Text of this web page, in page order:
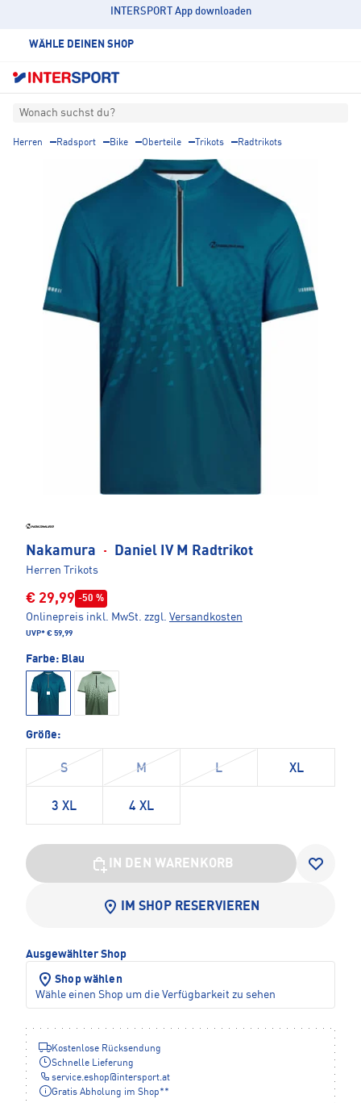
INTERSPORT App downloaden
WÄHLE DEINEN SHOP
Wonach suchst du?
Herren Radsport Bike Oberteile Trikots Radtrikots
Nakamura · Daniel IV M Radtrikot
Herren Trikots
€ 29,99 -50 %
Onlinepreis inkl. MwSt. zzgl. Versandkosten
UVP* € 59,99
Farbe: Blau
Größe:
S M L XL
3 XL 4 XL
IN DEN WARENKORB
IM SHOP RESERVIEREN
Ausgewählter Shop
Shop wählen
Wähle einen Shop um die Verfügbarkeit zu sehen
Kostenlose Rücksendung
Schnelle Lieferung
service.eshop@intersport.at
Gratis Abholung im Shop**